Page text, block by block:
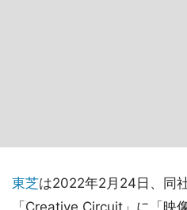
東芝は2022年2月24日、同
「Creative Circuit」に「映